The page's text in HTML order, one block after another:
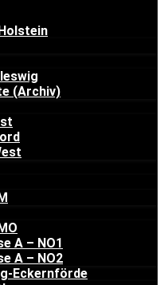
(Archiv)
A – NO1
A – NO2
Eckernförde